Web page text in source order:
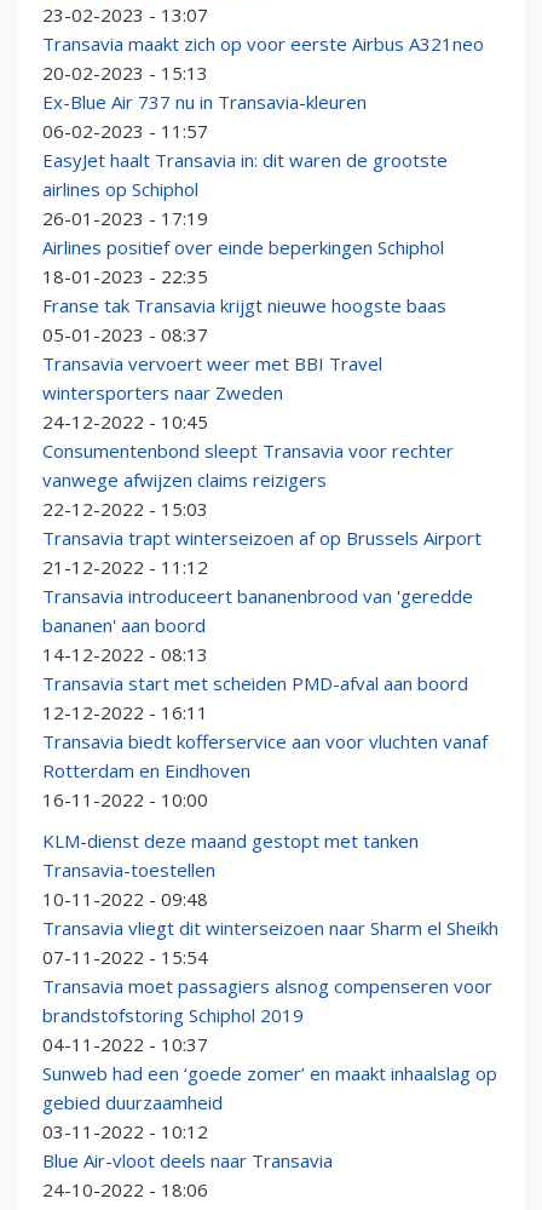
23-02-2023 - 13:07
Transavia maakt zich op voor eerste Airbus A321neo
20-02-2023 - 15:13
Ex-Blue Air 737 nu in Transavia-kleuren
06-02-2023 - 11:57
EasyJet haalt Transavia in: dit waren de grootste
airlines op Schiphol
26-01-2023 - 17:19
Airlines positief over einde beperkingen Schiphol
18-01-2023 - 22:35
Franse tak Transavia krijgt nieuwe hoogste baas
05-01-2023 - 08:37
Transavia vervoert weer met BBI Travel
wintersporters naar Zweden
24-12-2022 - 10:45
Consumentenbond sleept Transavia voor rechter
vanwege afwijzen claims reizigers
22-12-2022 - 15:03
Transavia trapt winterseizoen af op Brussels Airport
21-12-2022 - 11:12
Transavia introduceert bananenbrood van 'geredde
bananen' aan boord
14-12-2022 - 08:13
Transavia start met scheiden PMD-afval aan boord
12-12-2022 - 16:11
Transavia biedt kofferservice aan voor vluchten vanaf
Rotterdam en Eindhoven
16-11-2022 - 10:00
KLM-dienst deze maand gestopt met tanken
Transavia-toestellen
10-11-2022 - 09:48
Transavia vliegt dit winterseizoen naar Sharm el Sheikh
07-11-2022 - 15:54
Transavia moet passagiers alsnog compenseren voor
brandstofstoring Schiphol 2019
04-11-2022 - 10:37
Sunweb had een ‘goede zomer’ en maakt inhaalslag op
gebied duurzaamheid
03-11-2022 - 10:12
Blue Air-vloot deels naar Transavia
24-10-2022 - 18:06